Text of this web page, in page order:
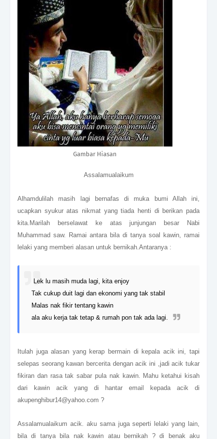
Gambar Hiasan
Assalamualaikum
Alhamdulilah masih lagi bernafas di muka bumi Allah ini,
ucapkan syukur atas nikmat yang tiada henti di berikan pada
kita.Marilah berselawat ke atas junjungan besar Nabi
Muhammad saw. Ramai antara bila di tanya soal kawin, ramai
lelaki yang memberi alasan untuk bernikah.Antaranya :
Lek lu masih muda lagi, kita enjoy
Tak cukup duit lagi dan ekonomi yang tak stabil
Malas nak fikir tentang kawin
ala aku kerja tak tetap & rumah pon tak ada lagi.
Itulah juga alasan yang kerap bermain di kepala acik ini, tapi
selepas seorang kawan bercerita dengan acik ini ,jadi acik tukar
fikiran dan rasa tak sabar pula nak kawin. Mahu ketahui kisah
dari kawin acik yang di hantar email kepada acik di
akupenghibur14@yahoo.com ?
Assalamualaikum acik. aku sama juga seperti lelaki yang lain,
bila di tanya bila nak kawin atau bernikah ? di benak aku